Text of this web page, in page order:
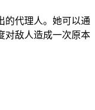
的代理人。她可以通
对敌人造成一次原本